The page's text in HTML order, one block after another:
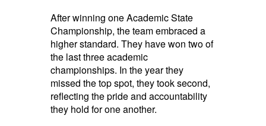
After winning one Academic State
Championship, the team embraced a
higher standard. They have won two of
the last three academic
championships. In the year they
missed the top spot, they took second,
reflecting the pride and accountability
they hold for one another.